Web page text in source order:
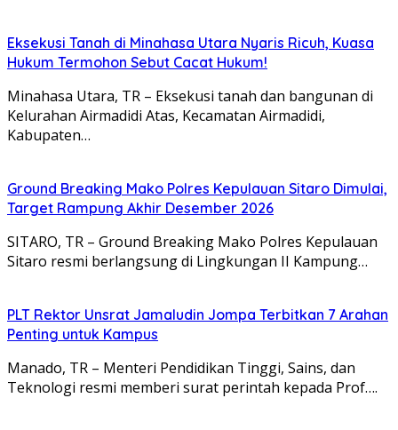
Eksekusi Tanah di Minahasa Utara Nyaris Ricuh, Kuasa
Hukum Termohon Sebut Cacat Hukum!
Minahasa Utara, TR – Eksekusi tanah dan bangunan di
Kelurahan Airmadidi Atas, Kecamatan Airmadidi,
Kabupaten…
Ground Breaking Mako Polres Kepulauan Sitaro Dimulai,
Target Rampung Akhir Desember 2026
SITARO, TR – Ground Breaking Mako Polres Kepulauan
Sitaro resmi berlangsung di Lingkungan II Kampung…
​PLT Rektor Unsrat Jamaludin Jompa Terbitkan 7 Arahan
Penting untuk Kampus
Manado, TR – ​Menteri Pendidikan Tinggi, Sains, dan
Teknologi resmi memberi surat perintah kepada Prof….